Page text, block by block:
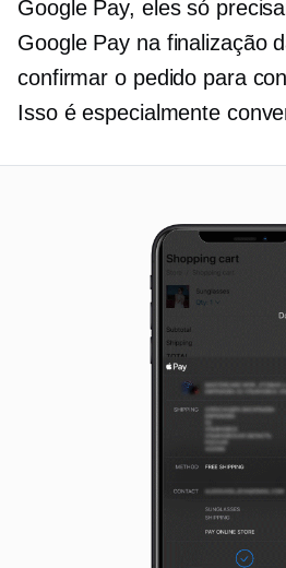
Google Pay, eles só
Google Pay na finalização
confirmar o pedido para
Isso é especialmente